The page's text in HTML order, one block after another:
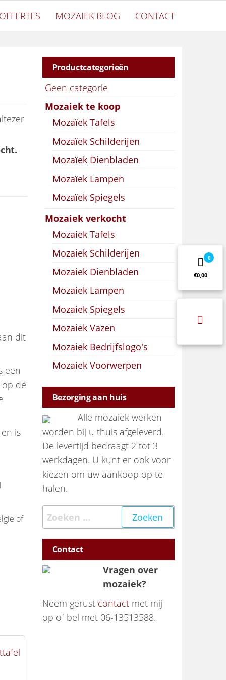
OFFERTES MOZAIEK BLOG CONTACT
dit
een
de
is
of
Productcategorieën
Geen categorie
Mozaiek te koop
Mozaïek Tafels
Mozaïek Schilderijen
Mozaïek Dienbladen
Mozaïek Lampen
Mozaïek Spiegels
Mozaiek verkocht
Mozaiek Tafels
Mozaiek Schilderijen
Mozaiek Dienbladen
Mozaiek Lampen
Mozaiek Spiegels
Mozaiek Vazen
Mozaiek Bedrijfslogo's
Mozaiek Voorwerpen
Bezorging aan huis
Alle mozaiek werken
worden bij u thuis afgeleverd.
De levertijd bedraagt 2 tot 3
werkdagen. U kunt er ook voor
kiezen om uw aankoop op te
halen.
Zoeken naar:
Contact
Vragen over
mozaiek?
Neem gerust contactmet mij
op of bel met 06-13513588.
0
€0,00